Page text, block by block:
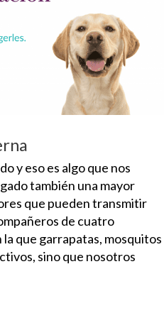
y eso es algo que nos
también una mayor
que pueden transmitir
de cuatro
la que garrapatas, mosquitos
sino que nosotros